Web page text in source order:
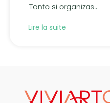
Tanto si organizas...
Lire la suite